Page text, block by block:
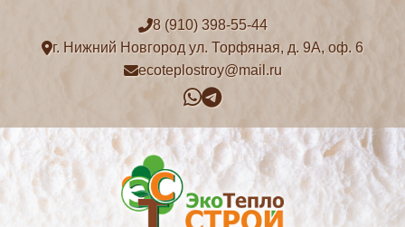
8 (910) 398-55-44
г. Нижний Новгород ул. Торфяная, д. 9А, оф. 6
ecoteplostroy@mail.ru